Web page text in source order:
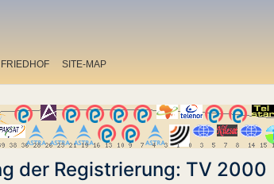
FRIEDHOF SITE-MAP
der Registrierung: TV 2000